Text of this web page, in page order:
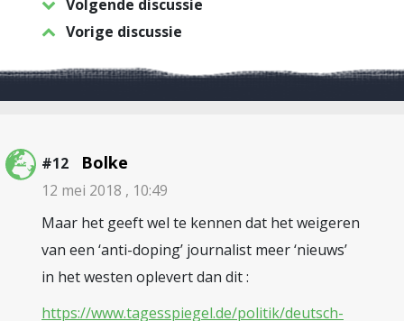
Volgende discussie
Vorige discussie
#12 Bolke
12 mei 2018 , 10:49
Maar het geeft wel te kennen dat het weigeren
van een ‘anti-doping’ journalist meer ‘nieuws’
in het westen oplevert dan dit :
https://www.tagesspiegel.de/politik/deutsch-